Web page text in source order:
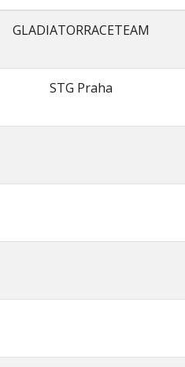
GLADIATORRACETEAM
STG Praha